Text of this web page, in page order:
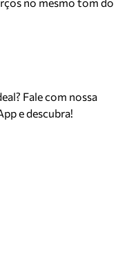
Fale com nossa
e descubra!